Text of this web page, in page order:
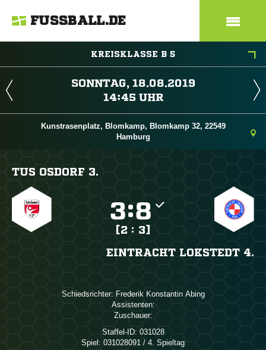
FUSSBALL.DE
KREISKLASSE B 5
 
 
Kunstrasenplatz, Blomkamp, Blomkamp 32, 22549
Hamburg
TUS OSDORF 3.
:
[2 : 3]
EINTRACHT LOKSTEDT 4.
Schiedsrichter:   
Assistenten:
Zuschauer:
Staffel-ID: 031028
Spiel: 031028091 / 4. Spieltag